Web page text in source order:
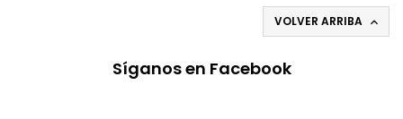
VOLVER ARRIBA 
Síganos en Facebook